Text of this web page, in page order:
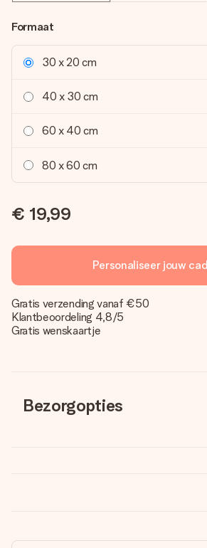
Formaat
30 x 20 cm
40 x 30 cm
60 x 40 cm
80 x 60 cm
€ 19,99
Personaliseer jouw
Gratis verzending vanaf €50
Klantbeoordeling 4,8/5
Gratis wenskaartje
Bezorgopties